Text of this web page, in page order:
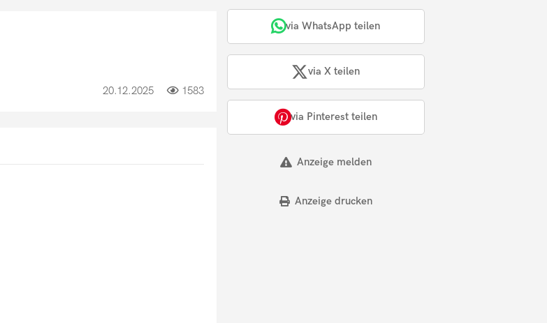
20.12.2025 1583
via WhatsApp teilen
via X teilen
via Pinterest teilen
Anzeige melden
Anzeige drucken